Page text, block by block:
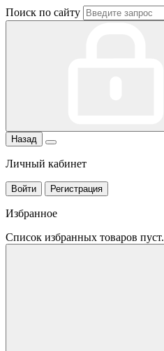
Поиск по сайту
Назад
Личный кабинет
Войти Регистрация
Избранное
Список избранных товаров пуст.